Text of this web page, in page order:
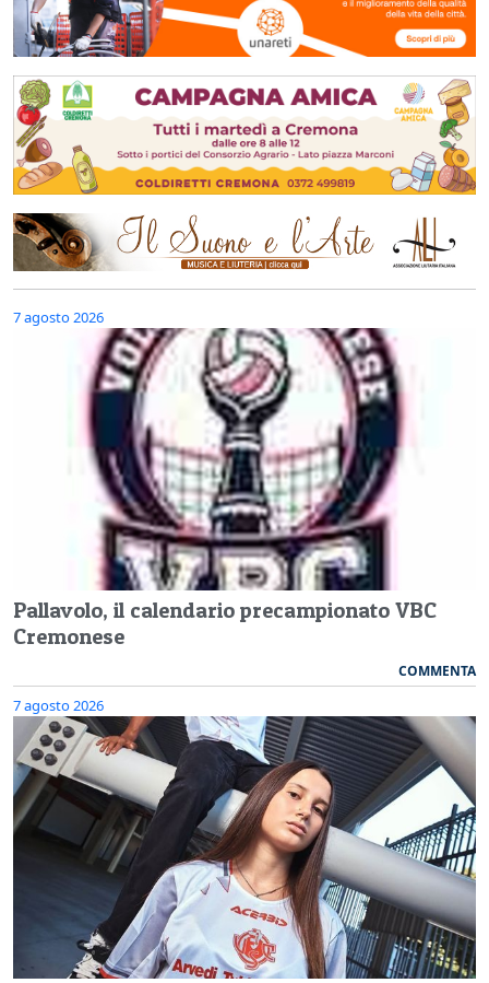
7 agosto 2026
Pallavolo, il calendario precampionato VBC
Cremonese
COMMENTA
7 agosto 2026